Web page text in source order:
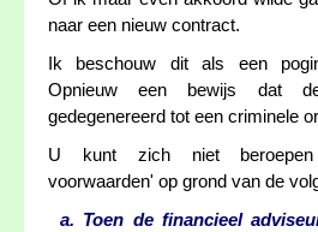
naar een nieuw contract.
Ik beschouw dit als een
Opnieuw een bewijs dat
gedegenereerd tot een criminele
U kunt zich niet beroepen
voorwaarden' op grond van de
a. Toen de financieel